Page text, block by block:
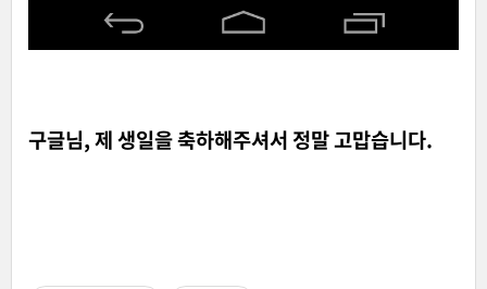
구글님, 제 생일을 축하해주셔서 정말 고맙습니다.